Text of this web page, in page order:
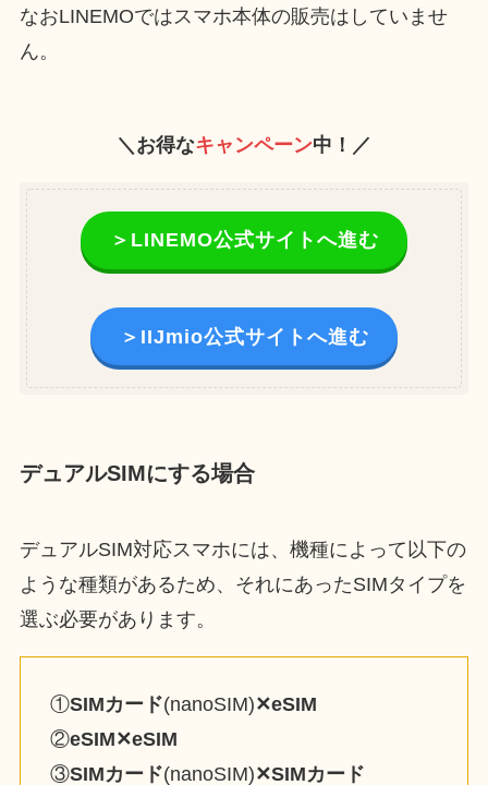
なおLINEMOではスマホ本体の販売はしていませ
ん。
＼お得なキャンペーン中！／
＞LINEMO公式サイトへ進む
＞IIJmio公式サイトへ進む
デュアルSIMにする場合
デュアルSIM対応スマホには、機種によって以下の
ような種類があるため、それにあったSIMタイプを
選ぶ必要があります。
①SIMカード(nanoSIM)✕eSIM
②eSIM✕eSIM
③SIMカード(nanoSIM)✕SIMカード